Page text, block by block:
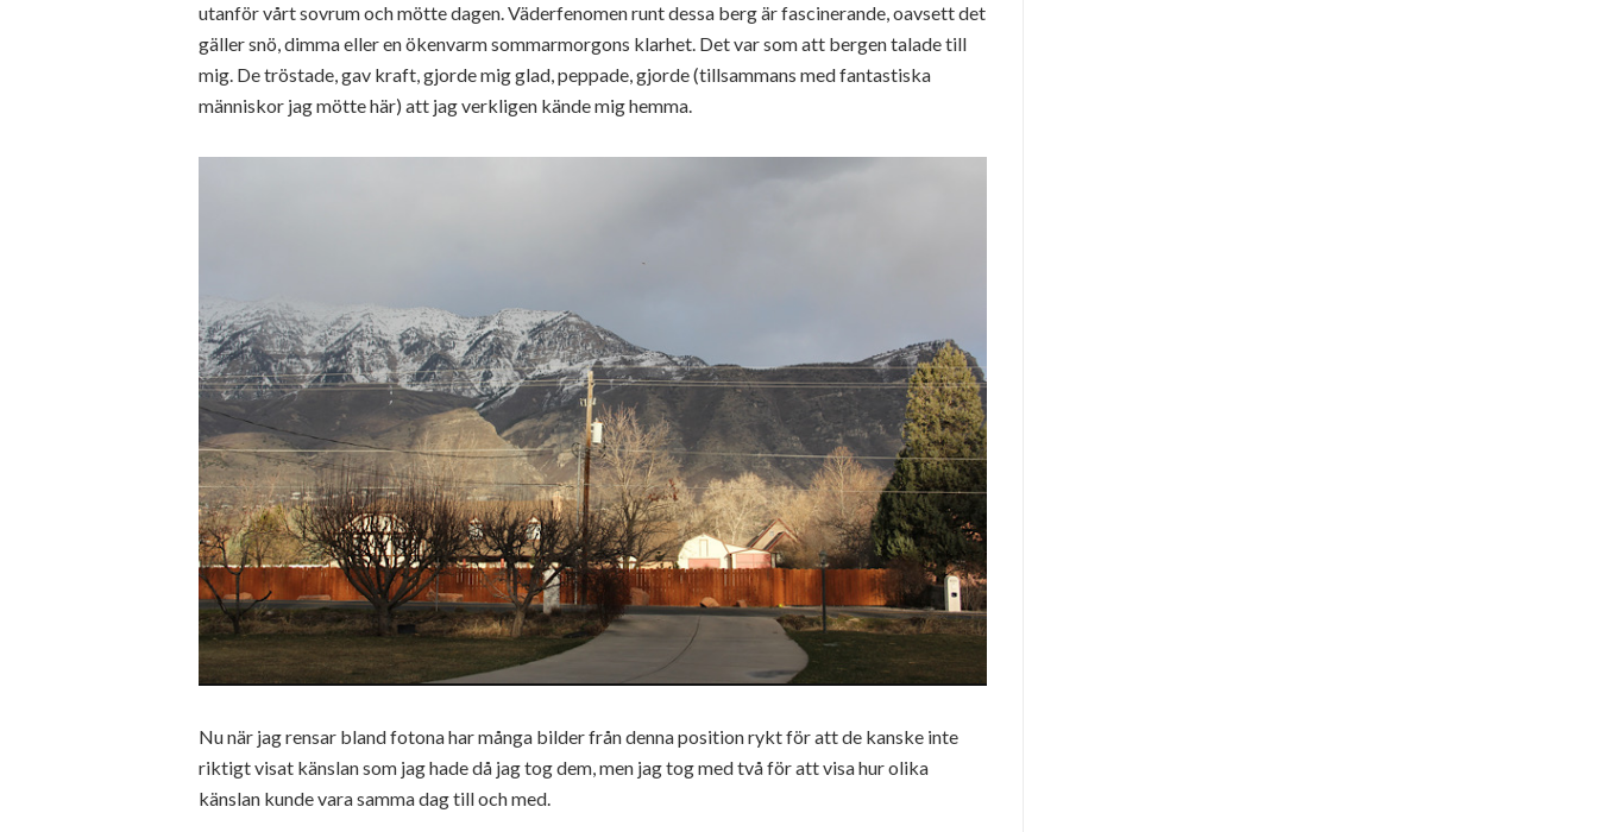
utanför vårt sovrum och mötte dagen. Väderfenomen runt dessa berg är fascinerande, oavsett det
gäller snö, dimma eller en ökenvarm sommarmorgons klarhet. Det var som att bergen talade till
mig. De tröstade, gav kraft, gjorde mig glad, peppade, gjorde (tillsammans med fantastiska
människor jag mötte här) att jag verkligen kände mig hemma.
Nu när jag rensar bland fotona har många bilder från denna position rykt för att de kanske inte
riktigt visat känslan som jag hade då jag tog dem, men jag tog med två för att visa hur olika
känslan kunde vara samma dag till och med.